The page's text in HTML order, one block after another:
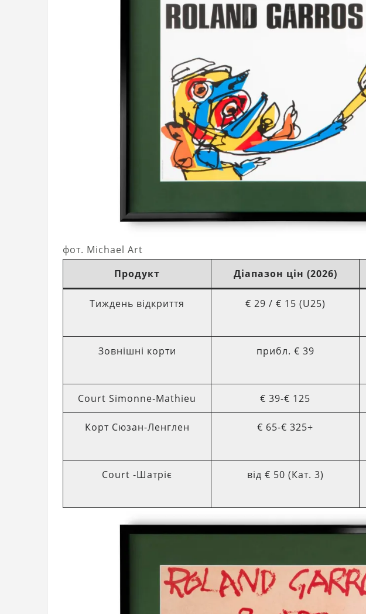
фот. Michael Art
Продукт
Діапазон цін (2026)
Тиждень відкриття € 29 / € 15 (U25)
Зовнішні корти прибл. € 39
Court Simonne‑Mathieu € 39-€ 125
Корт Сюзан-Ленглен € 65-€ 325+
Court ‑Шатріє від € 50 (Кат. 3)